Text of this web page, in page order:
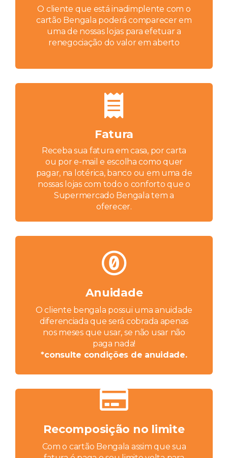
O cliente que está inadimplente com o
cartão Bengala poderá comparecer em
uma de nossas lojas para efetuar a
renegociação do valor em aberto
Fatura
Receba sua fatura em casa, por carta
ou por e-mail e escolha como quer
pagar, na lotérica, banco ou em uma de
nossas lojas com todo o conforto que o
Supermercado Bengala tem a
oferecer.
Anuidade
O cliente bengala possui uma anuidade
diferenciada que será cobrada apenas
nos meses que usar, se não usar não
paga nada!
*consulte condições de anuidade.
Recomposição no limite
Com o cartão Bengala assim que sua